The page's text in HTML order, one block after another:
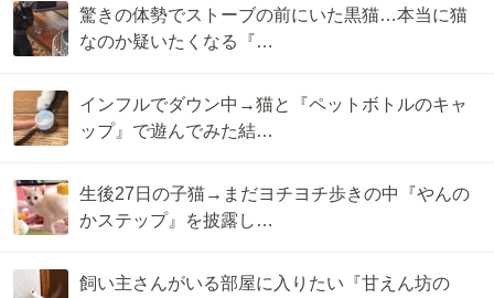
驚きの体勢でストーブの前にいた黒猫…本当に猫
なのか疑いたくなる『…
インフルでダウン中→猫と『ペットボトルのキャ
ップ』で遊んでみた結…
生後27日の子猫→まだヨチヨチ歩きの中『やんの
かステップ』を披露し…
飼い主さんがいる部屋に入りたい『甘えん坊の